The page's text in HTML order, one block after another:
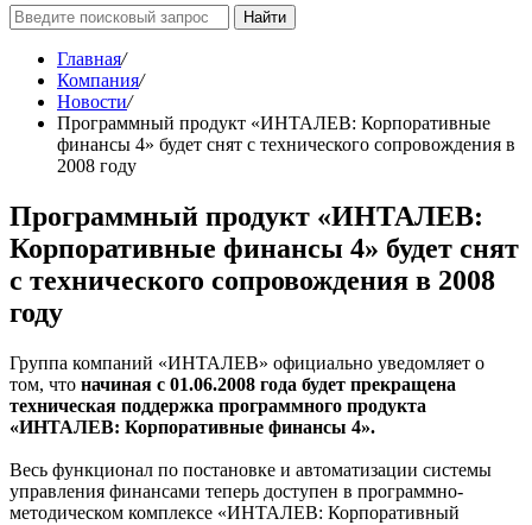
Найти
Главная/
Компания/
Новости/
Программный продукт «ИНТАЛЕВ: Корпоративные
финансы 4» будет снят с технического сопровождения в
2008 году
Программный продукт «ИНТАЛЕВ:
Корпоративные финансы 4» будет снят
с технического сопровождения в 2008
году
Группа компаний «ИНТАЛЕВ» официально уведомляет о
том, что начиная с 01.06.2008 года будет прекращена
техническая поддержка программного продукта
«ИНТАЛЕВ: Корпоративные финансы 4».
Весь функционал по постановке и автоматизации системы
управления финансами теперь доступен в программно-
методическом комплексе «ИНТАЛЕВ: Корпоративный